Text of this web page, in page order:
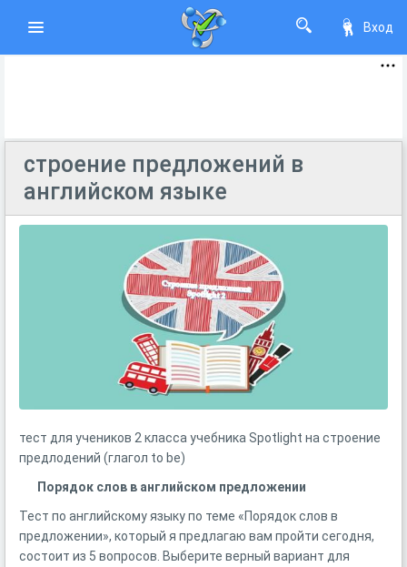
Вход
строение предложений в
английском языке
тест для учеников 2 класса учебника Spotlight на строение
предлодений (глагол to be)
Порядок слов в английском предложении
Тест по английскому языку по теме «Порядок слов в
предложении», который я предлагаю вам пройти сегодня,
состоит из 5 вопросов. Выберите верный вариант для